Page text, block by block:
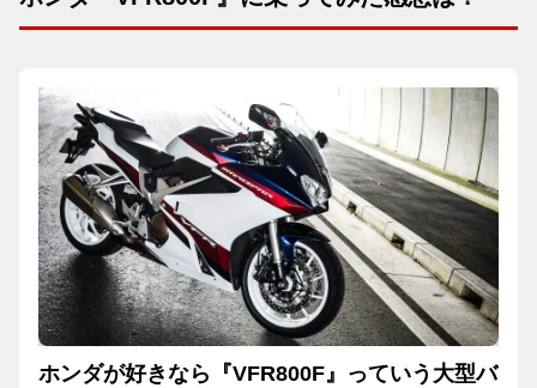
ホンダが好きなら『VFR800F』っていう大型バ